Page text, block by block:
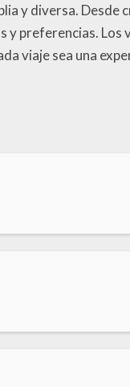
y diversa.
preferencias.
viaje sea una